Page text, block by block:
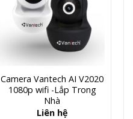
Camera Vantech AI V2020
1080p wifi -Lắp Trong
Nhà
Liên hệ